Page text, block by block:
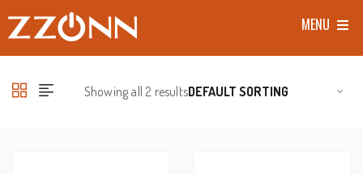
MENU
Showing all 2 results